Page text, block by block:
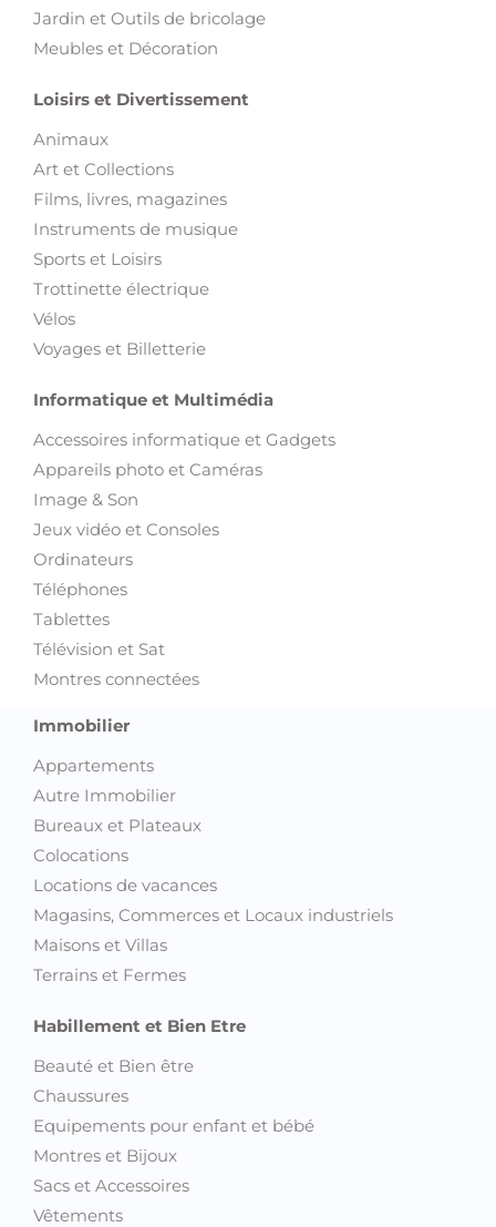
Jardin et Outils de bricolage
Meubles et Décoration
Loisirs et Divertissement
Animaux
Art et Collections
Films, livres, magazines
Instruments de musique
Sports et Loisirs
Trottinette électrique
Vélos
Voyages et Billetterie
Informatique et Multimédia
Accessoires informatique et Gadgets
Appareils photo et Caméras
Image & Son
Jeux vidéo et Consoles
Ordinateurs
Téléphones
Tablettes
Télévision et Sat
Montres connectées
Immobilier
Appartements
Autre Immobilier
Bureaux et Plateaux
Colocations
Locations de vacances
Magasins, Commerces et Locaux industriels
Maisons et Villas
Terrains et Fermes
Habillement et Bien Etre
Beauté et Bien être
Chaussures
Equipements pour enfant et bébé
Montres et Bijoux
Sacs et Accessoires
Vêtements